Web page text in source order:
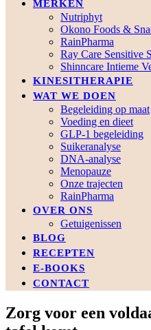
MERKEN
Nutriphyt
Okono Foods &
RainPharma
Ray Care Sensitive
Shinncare Intieme
KINESITHERAPIE
WAT WE DOEN
Begeleiding op maat
Voeding en dieet
GLP-1 begeleiding
Suikeranalyse
DNA-analyse
Menopauze
Onze trajecten
RainPharma
OVER ONS
Getuigenissen
BLOG
RECEPTEN
E-BOOKS
CONTACT
Zorg voor een